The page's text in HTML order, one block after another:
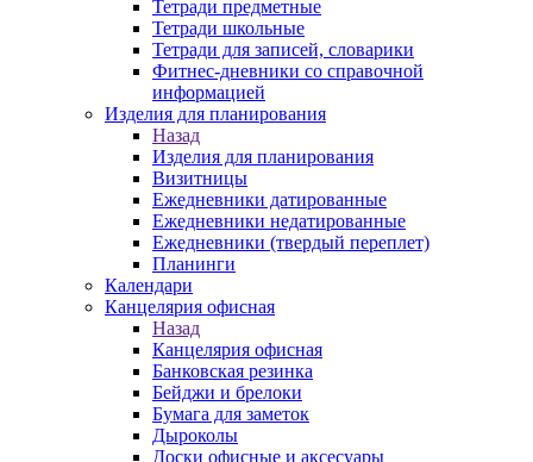
Тетради предметные
Тетради школьные
Тетради для записей, словарики
Фитнес-дневники со справочной
информацией
Изделия для планирования
Назад
Изделия для планирования
Визитницы
Ежедневники датированные
Ежедневники недатированные
Ежедневники (твердый переплет)
Планинги
Календари
Канцелярия офисная
Назад
Канцелярия офисная
Банковская резинка
Бейджи и брелоки
Бумага для заметок
Дыроколы
Доски офисные и аксесуары